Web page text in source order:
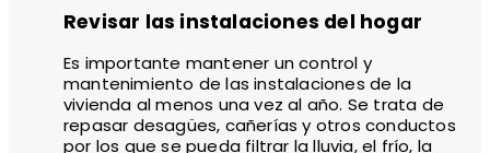
Revisar las instalaciones del hogar
Es importante mantener un control y
mantenimiento de las instalaciones de la
vivienda al menos una vez al año. Se trata de
repasar desagües, cañerías y otros conductos
por los que se pueda filtrar la lluvia, el frío, la